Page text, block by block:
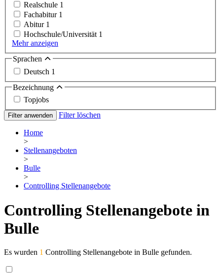
Realschule 1
Fachabitur 1
Abitur 1
Hochschule/Universität 1
Mehr anzeigen
Sprachen
Deutsch 1
Bezeichnung
Topjobs
Filter anwenden Filter löschen
Home
>
Stellenangeboten
>
Bulle
>
Controlling Stellenangebote
Controlling Stellenangebote in
Bulle
Es wurden 1 Controlling Stellenangebote in Bulle gefunden.